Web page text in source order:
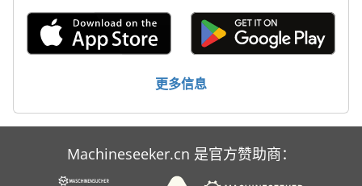
更多信息
Machineseeker.cn 是官方赞助商：